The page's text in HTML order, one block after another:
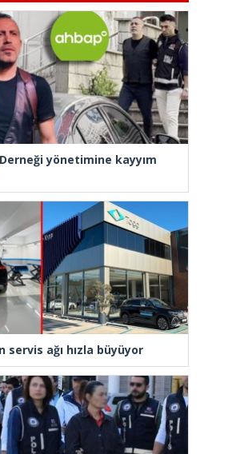
yönetimine kayyım
servis ağı hızla büyüyor